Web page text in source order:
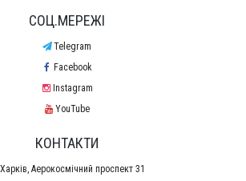
СОЦ.МЕРЕЖІ
Telegram
Facebook
Instagram
YouTube
КОНТАКТИ
Аерокосмічний проспект 31